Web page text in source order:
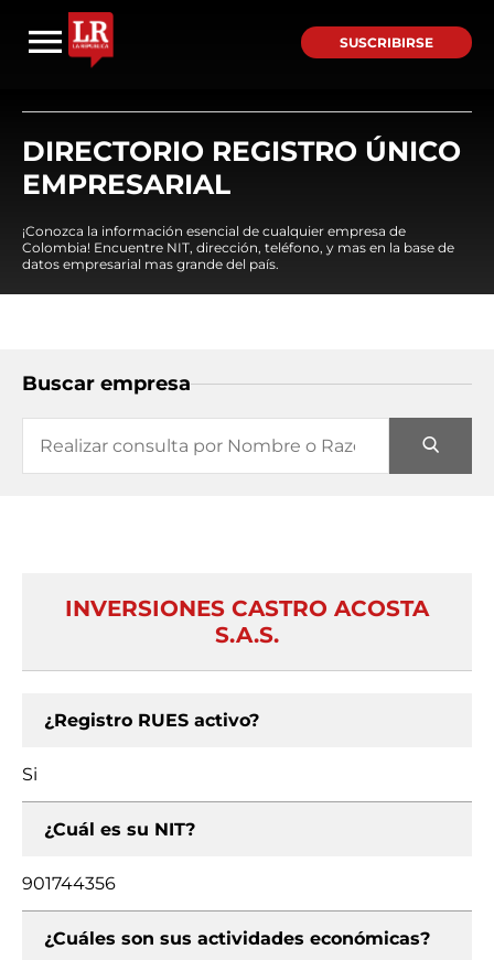
SUSCRIBIRSE
DIRECTORIO REGISTRO ÚNICO
EMPRESARIAL
¡Conozca la información esencial de cualquier empresa de
Colombia! Encuentre NIT, dirección, teléfono, y mas en la base de
datos empresarial mas grande del país.
Buscar empresa
INVERSIONES CASTRO ACOSTA
S.A.S.
¿Registro RUES activo?
Si
¿Cuál es su NIT?
901744356
¿Cuáles son sus actividades económicas?